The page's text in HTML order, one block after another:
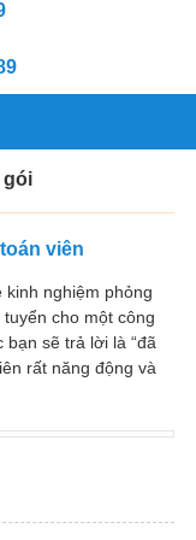
gói
viên
kinh nghiệm phỏng
cho một công
sẽ trả lời là “đã
rất năng động và